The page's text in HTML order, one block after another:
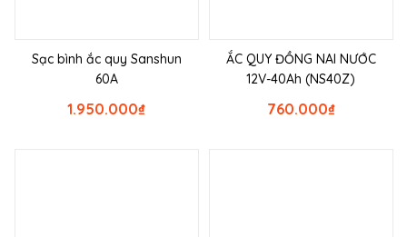
Sạc bình ắc quy Sanshun
60A
₫
1.950.000
ẮC QUY ĐỒNG NAI NƯỚC
12V-40Ah (NS40Z)
₫
760.000